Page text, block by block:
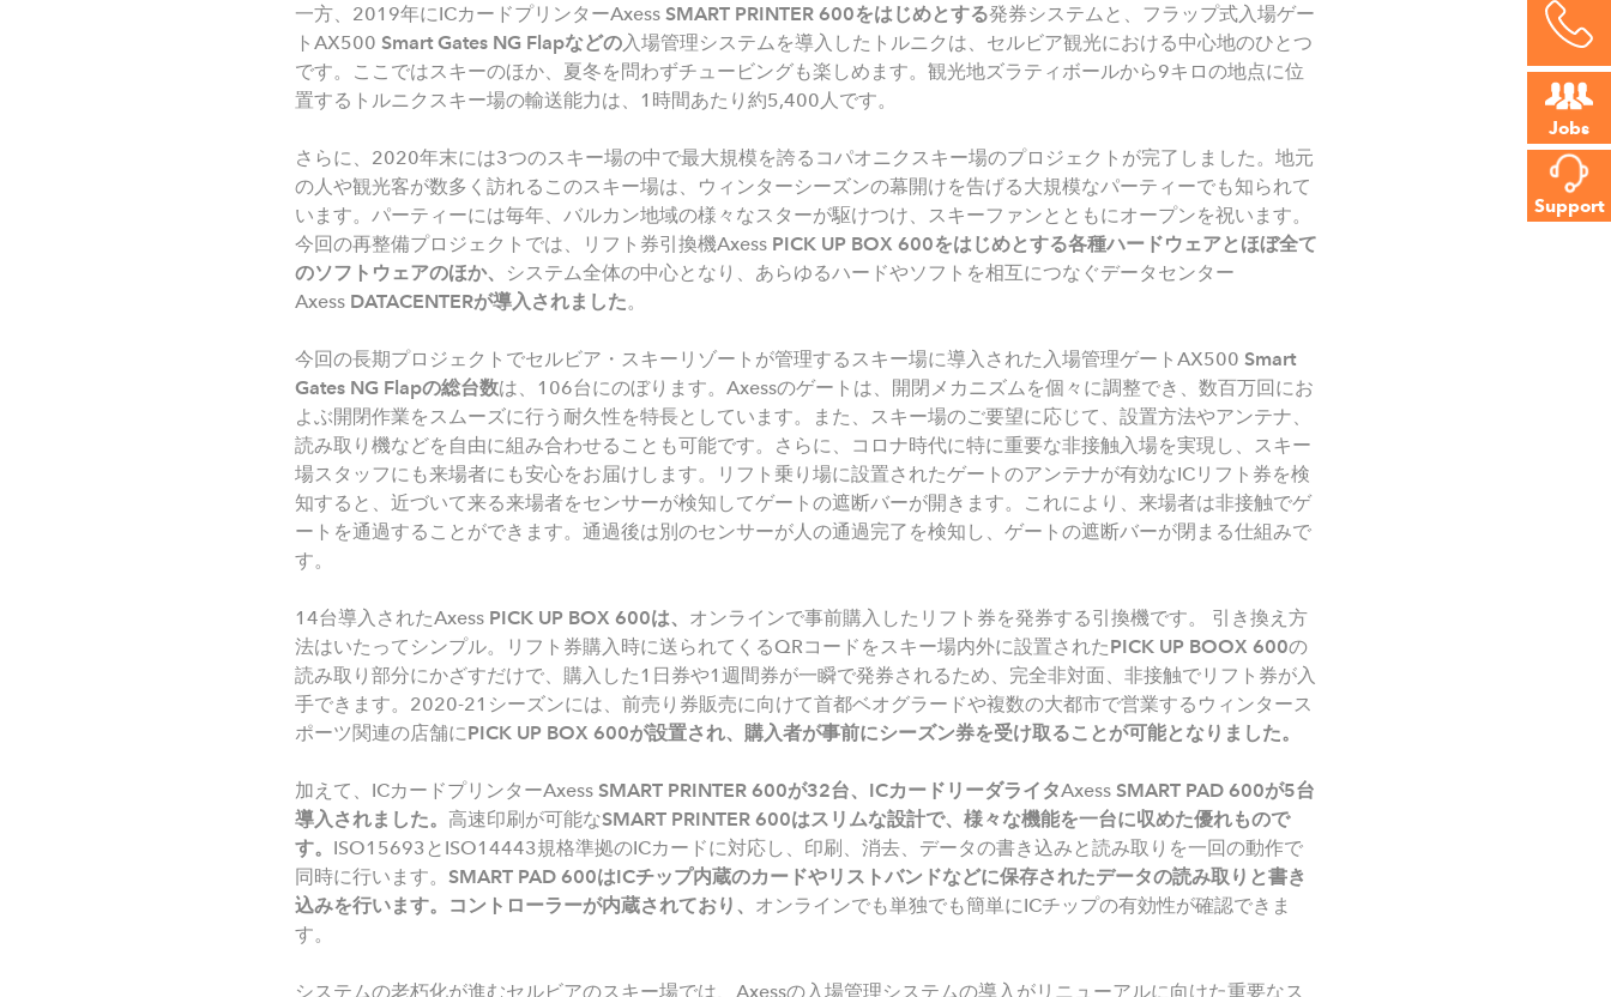
Jobs
Support
一方、2019年にICカードプリンターAxess SMART PRINTER 600をはじめとする発券システムと、フラップ式入場ゲー
トAX500 Smart Gates NG Flapなどの入場管理システムを導入したトルニクは、セルビア観光における中心地のひとつ
です。ここではスキーのほか、夏冬を問わずチュービングも楽しめます。観光地ズラティボールから9キロの地点に位
置するトルニクスキー場の輸送能力は、1時間あたり約5,400人です。
さらに、2020年末には3つのスキー場の中で最大規模を誇るコパオニクスキー場のプロジェクトが完了しました。地元
の人や観光客が数多く訪れるこのスキー場は、ウィンターシーズンの幕開けを告げる大規模なパーティーでも知られて
います。パーティーには毎年、バルカン地域の様々なスターが駆けつけ、スキーファンとともにオープンを祝います。
今回の再整備プロジェクトでは、リフト券引換機Axess PICK UP BOX 600をはじめとする各種ハードウェアとほぼ全て
のソフトウェアのほか、
システム全体の中心となり、あらゆるハードやソフトを相互につなぐデータセンター
Axess DATACENTERが導入されました。
今回の長期プロジェクトでセルビア・スキーリゾートが管理するスキー場に導入された入場管理ゲートAX500 Smart
Gates NG Flapの総台数は、106台にのぼります。Axessのゲートは、開閉メカニズムを個々に調整でき、数百万回にお
よぶ開閉作業をスムーズに行う耐久性を特長としています。また、スキー場のご要望に応じて、設置方法やアンテナ、
読み取り機などを自由に組み合わせることも可能です。さらに、コロナ時代に特に重要な非接触入場を実現し、スキー
場スタッフにも来場者にも安心をお届けします。リフト乗り場に設置されたゲートのアンテナが有効なICリフト券を検
知すると、近づいて来る来場者をセンサーが検知してゲートの遮断バーが開きます。これにより、来場者は非接触でゲ
ートを通過することができます。通過後は別のセンサーが人の通過完了を検知し、ゲートの遮断バーが閉まる仕組みで
す。
14台導入されたAxess PICK UP BOX 600は、 オンラインで事前購入したリフト券を発券する引換機です。 引き換え方
法はいたってシンプル。リフト券購入時に送られてくるQRコードをスキー場内外に設置されたPICK UP BOOX 600の
読み取り部分にかざすだけで、購入した1日券や1週間券が一瞬で発券されるため、完全非対面、非接触でリフト券が入
手できます。2020-21シーズンには、前売り券販売に向けて首都ベオグラードや複数の大都市で営業するウィンタース
ポーツ関連の店舗にPICK UP BOX 600が設置され、購入者が事前にシーズン券を受け取ることが可能となりました。
加えて、ICカードプリンターAxess SMART PRINTER 600が32台、 ICカードリーダライタAxess SMART PAD 600が5台
導入されました。 高速印刷が可能なSMART PRINTER 600はスリムな設計で、様々な機能を一台に収めた優れもので
す。 ISO15693とISO14443規格準拠のICカードに対応し、印刷、消去、データの書き込みと読み取りを一回の動作で
同時に行います。 SMART PAD 600はICチップ内蔵のカードやリストバンドなどに保存されたデータの読み取りと書き
込みを行います。コントローラーが内蔵されており、 オンラインでも単独でも簡単にICチップの有効性が確認できま
す。
システムの老朽化が進むセルビアのスキー場では、Axessの入場管理システムの導入がリニューアルに向けた重要なス